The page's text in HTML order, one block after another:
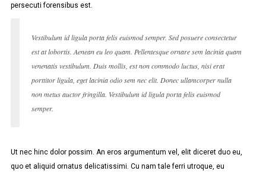
persecuti forensibus est.
Vestibulum id ligula porta felis euismod semper. Sed posuere consectetur
est at lobortis. Aenean eu leo quam. Pellentesque ornare sem lacinia quam
venenatis vestibulum. Duis mollis, est non commodo luctus, nisi erat
porttitor ligula, eget lacinia odio sem nec elit. Donec ullamcorper nulla
non metus auctor fringilla. Vestibulum id ligula porta felis euismod
semper.
Ut nec hinc dolor possim. An eros argumentum vel, elit diceret duo eu,
quo et aliquid ornatus delicatissimi. Cu nam tale ferri utroque, eu